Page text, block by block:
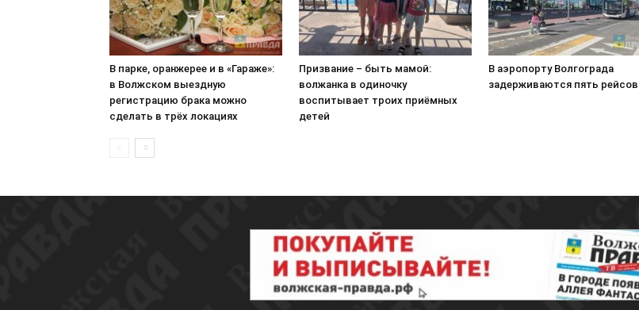
В парке, оранжерее и в «Гараже»:
в Волжском выездную
регистрацию брака можно
сделать в трёх локациях
Призвание – быть мамой:
волжанка в одиночку
воспитывает троих приёмных
детей
В аэропорту Волгограда
задерживаются пять рейсов